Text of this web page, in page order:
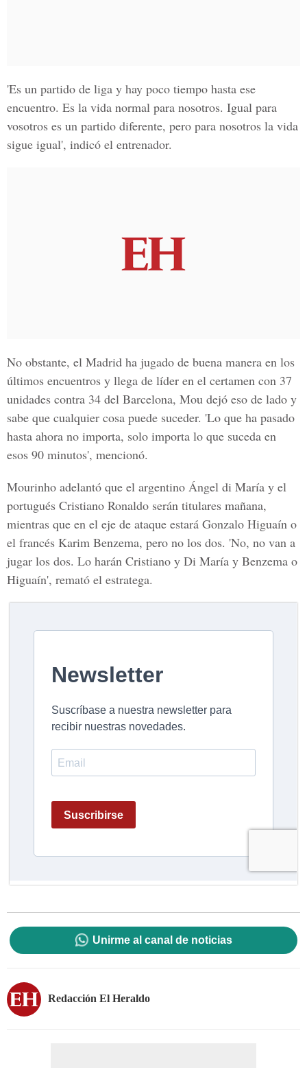
'Es un partido de liga y hay poco tiempo hasta ese
encuentro. Es la vida normal para nosotros. Igual para
vosotros es un partido diferente, pero para nosotros la vida
sigue igual', indicó el entrenador.
No obstante, el Madrid ha jugado de buena manera en los
últimos encuentros y llega de líder en el certamen con 37
unidades contra 34 del Barcelona, Mou dejó eso de lado y
sabe que cualquier cosa puede suceder. 'Lo que ha pasado
hasta ahora no importa, solo importa lo que suceda en
esos 90 minutos', mencionó.
Mourinho adelantó que el argentino Ángel di María y el
portugués Cristiano Ronaldo serán titulares mañana,
mientras que en el eje de ataque estará Gonzalo Higuaín o
el francés Karim Benzema, pero no los dos. 'No, no van a
jugar los dos. Lo harán Cristiano y Di María y Benzema o
Higuaín', remató el estratega.
Unirme al canal de noticias
Redacción El Heraldo